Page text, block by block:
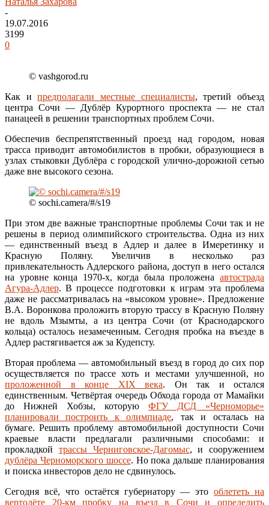
-
19.07.2016
3199
0
© vashgorod.ru
Как ипредполагали местные специалисты, третий объезд
центра Сочи — Дублёр Курортного проспекта — не стал
панацеей в решении транспортных проблем Сочи.
Обеспечив беспрепятственный проезд над городом, новая
трасса приводит автомобилистов в пробки, образующиеся в
узлах стыковки Дублёра с городской улично-дорожной сетью
даже вне высокого сезона.
© sochi.camera/#/s19
При этом две важные транспортные проблемы Сочи так и не
решены в период олимпийского строительства. Одна из них
— единственный въезд в Адлер и далее в Имеретинку и
Красную Поляну. Увеличив в несколько раз
привлекательность Адлерского района, доступ в него остался
на уровне конца 1970-х, когда была проложена автострада
Агура-Адлер. В процессе подготовки к играм эта проблема
даже не рассматривалась на «высоком уровне». Предложение
В.А. Воронкова проложить вторую трассу в Красную Поляну
не вдоль Мзымты, а из центра Сочи (от Краснодарского
кольца) осталось незамеченным. Сегодня пробка на въезде в
Адлер растягивается аж за Кудепсту.
Вторая проблема — автомобильный въезд в город до сих пор
осуществляется по трассе хоть и местами улучшенной, но
проложенной в конце XIX века. Он так и остался
единственным. Четвёртая очередь Обхода города от Мамайки
до Нижней Хобзы, которую ФГУ ДСД «Черноморье»
планировали построить к олимпиаде, так и осталась на
бумаге. Решить проблему автомобильной доступности Сочи
краевые власти предлагали различными способами: и
прокладкой трассы Черниговское-Дагомыс, и сооружением
дублёра Черноморского шоссе. Но пока дальше планирования
и поиска инвесторов дело не сдвинулось.
Сегодня всё, что остаётся губернатору — этооблететь на
вертолёте 20-км пробку на въезд в Сочи и определить